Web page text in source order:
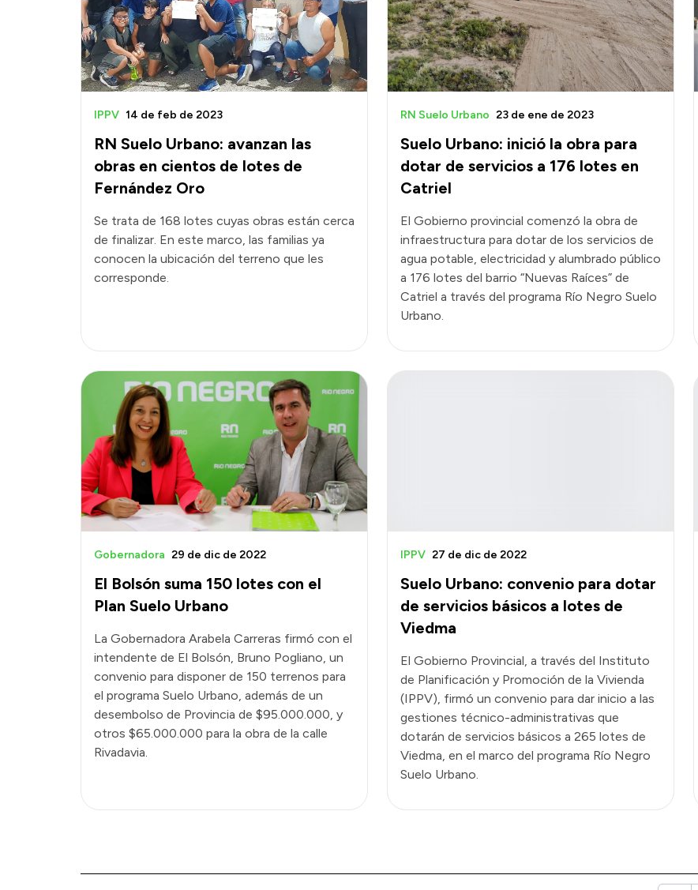
RN Suelo Urbano: avanzan las
obras en cientos de lotes de
Fernández Oro
IPPV 14 de feb de 2023
Se trata de 168 lotes cuyas obras están cerca
de finalizar. En este marco, las familias ya
conocen la ubicación del terreno que les
corresponde.
Suelo Urbano: inició la obra para
dotar de servicios a 176 lotes en
Catriel
RN Suelo Urbano 23 de ene de 2023
El Gobierno provincial comenzó la obra de
infraestructura para dotar de los servicios de
agua potable, electricidad y alumbrado público
a 176 lotes del barrio “Nuevas Raíces” de
Catriel a través del programa Río Negro Suelo
Urbano.
El Bolsón suma 150 lotes con el
Plan Suelo Urbano
Gobernadora 29 de dic de 2022
La Gobernadora Arabela Carreras firmó con el
intendente de El Bolsón, Bruno Pogliano, un
convenio para disponer de 150 terrenos para
el programa Suelo Urbano, además de un
desembolso de Provincia de $95.000.000, y
otros $65.000.000 para la obra de la calle
Rivadavia.
Suelo Urbano: convenio para dotar
de servicios básicos a lotes de
Viedma
IPPV 27 de dic de 2022
El Gobierno Provincial, a través del Instituto
de Planificación y Promoción de la Vivienda
(IPPV), firmó un convenio para dar inicio a las
gestiones técnico-administrativas que
dotarán de servicios básicos a 265 lotes de
Viedma, en el marco del programa Río Negro
Suelo Urbano.